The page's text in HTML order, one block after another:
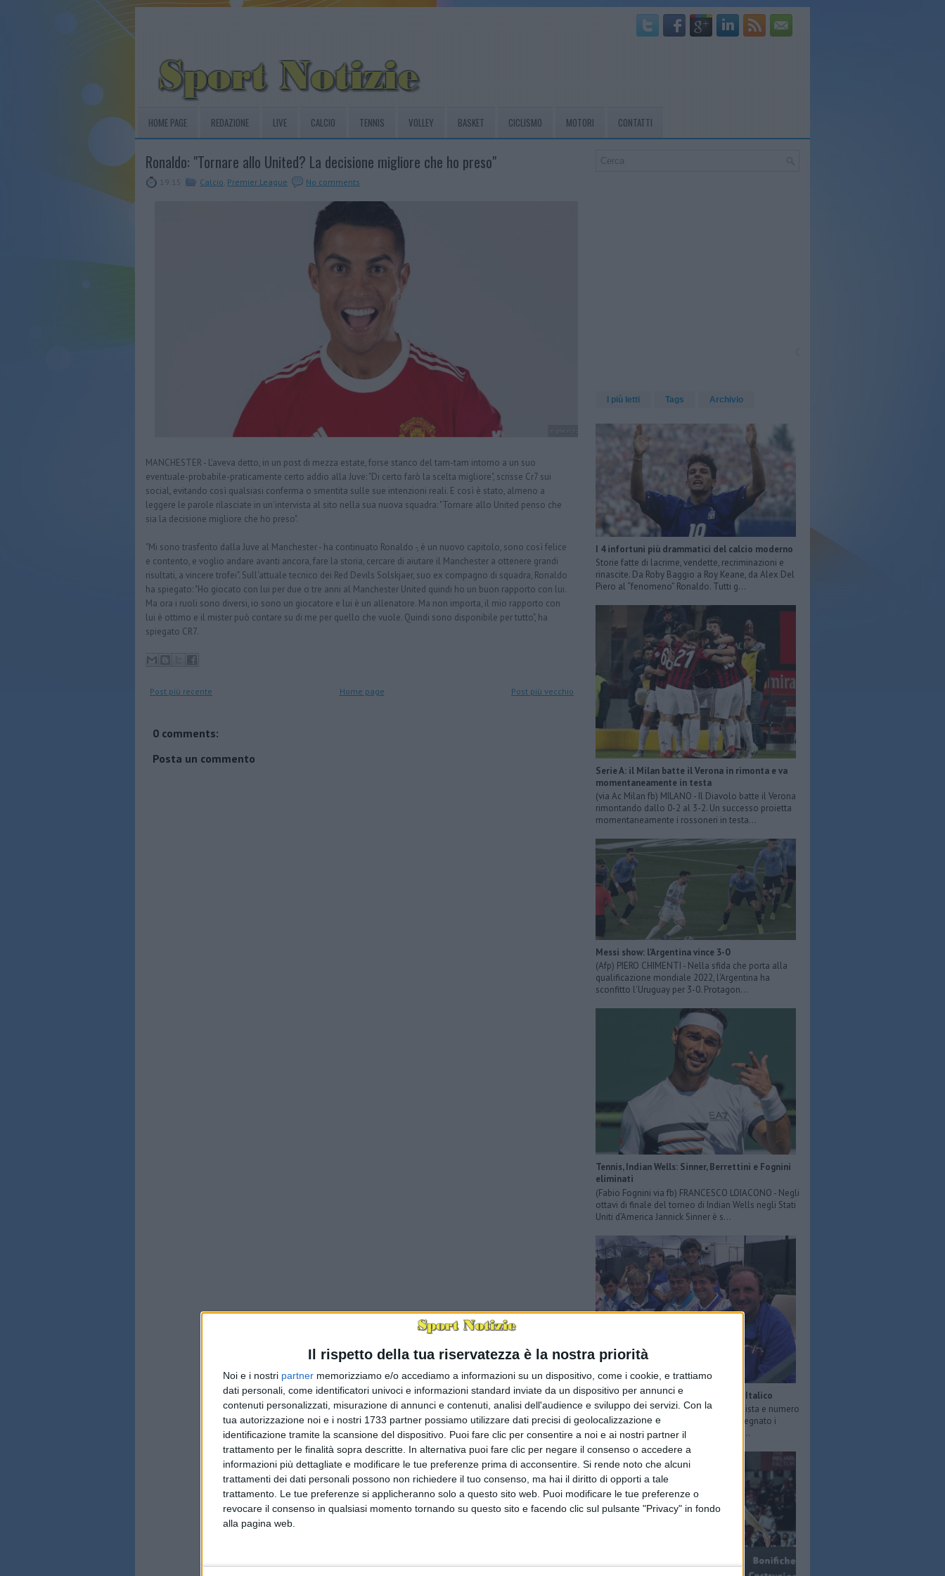
Il rispetto della tua riservatezza è la nostra priorità
Noi e i nostri partner memorizziamo e/o accediamo a informazioni su un dispositivo, come i cookie, e trattiamo
dati personali, come identificatori univoci e informazioni standard inviate da un dispositivo per annunci e
contenuti personalizzati, misurazione di annunci e contenuti, analisi dell'audience e sviluppo dei servizi. Con la
tua autorizzazione noi e i nostri 1733 partner possiamo utilizzare dati precisi di geolocalizzazione e
identificazione tramite la scansione del dispositivo. Puoi fare clic per consentire a noi e ai nostri partner il
trattamento per le finalità sopra descritte. In alternativa puoi fare clic per negare il consenso o accedere a
informazioni più dettagliate e modificare le tue preferenze prima di acconsentire. Si rende noto che alcuni
trattamenti dei dati personali possono non richiedere il tuo consenso, ma hai il diritto di opporti a tale
trattamento. Le tue preferenze si applicheranno solo a questo sito web. Puoi modificare le tue preferenze o
revocare il consenso in qualsiasi momento tornando su questo sito e facendo clic sul pulsante "Privacy" in fondo
alla pagina web.
HOME PAGE REDAZIONE LIVE CALCIO TENNIS VOLLEY BASKET CICLISMO MOTORI CONTATTI
Ronaldo: "Tornare allo United? La decisione migliore che ho preso"
19:15 Calcio Premier League No comments
MANCHESTER - L'aveva detto, in un post di mezza estate, forse stanco del tam-tam intorno a un suo
eventuale-probabile-praticamente certo addio alla Juve: "Di certo farò la scelta migliore", scrisse Cr7 sui
social, evitando così qualsiasi conferma o smentita sulle sue intenzioni reali. E così è stato, almeno a
leggere le parole rilasciate in un'intervista al sito nella sua nuova squadra: "Tornare allo United penso che
sia la decisione migliore che ho preso".
"Mi sono trasferito dalla Juve al Manchester - ha continuato Ronaldo -, è un nuovo capitolo, sono così felice
e contento, e voglio andare avanti ancora, fare la storia, cercare di aiutare il Manchester a ottenere grandi
risultati, a vincere trofei". Sull'attuale tecnico dei Red Devils Solskjaer, suo ex compagno di squadra, Ronaldo
ha spiegato: "Ho giocato con lui per due o tre anni al Manchester United quindi ho un buon rapporto con lui.
Ma ora i ruoli sono diversi, io sono un giocatore e lui è un allenatore. Ma non importa, il mio rapporto con
lui è ottimo e il mister può contare su di me per quello che vuole. Quindi sono disponibile per tutto", ha
spiegato CR7.
Post più recente Post più vecchio
Home page
0 comments:
Posta un commento
I più letti Tags Archivio
I 4 infortuni più drammatici del calcio moderno
Storie fatte di lacrime, vendette, recriminazioni e
rinascite. Da Roby Baggio a Roy Keane, da Alex Del
Piero al “fenomeno” Ronaldo. Tutti g...
Serie A: il Milan batte il Verona in rimonta e va
momentaneamente in testa
(via Ac Milan fb) MILANO - Il Diavolo batte il Verona
rimontando dallo 0-2 al 3-2. Un successo proietta
momentaneamente i rossoneri in testa...
Messi show: l'Argentina vince 3-0
(Afp) PIERO CHIMENTI - Nella sfida che porta alla
qualificazione mondiale 2022, l'Argentina ha
sconfitto l'Uruguay per 3-0. Protagon...
Tennis, Indian Wells: Sinner, Berrettini e Fognini
eliminati
(Fabio Fognini via fb) FRANCESCO LOIACONO - Negli
ottavi di finale del torneo di Indian Wells negli Stati
Uniti d’America Jannick Sinner è s...
È morto Ciro Cirillo, anima del Foro Italico
BARI - È scomparso a 66 anni l’ex tennista e numero
uno della scuola di Roma in cui ha insegnato i
segreti della racchetta a tanti ragazzi ...